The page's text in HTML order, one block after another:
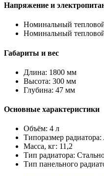
Напряжение и
Номинальный
Номинальный
Габариты и вес
Длина: 1800 мм
Высота: 300 мм
Глубина: 47 мм
Основные характеристики
Объём: 4 л
Типоразмер
Масса, кг: 11,2
Тип радиатора:
Тип панельного